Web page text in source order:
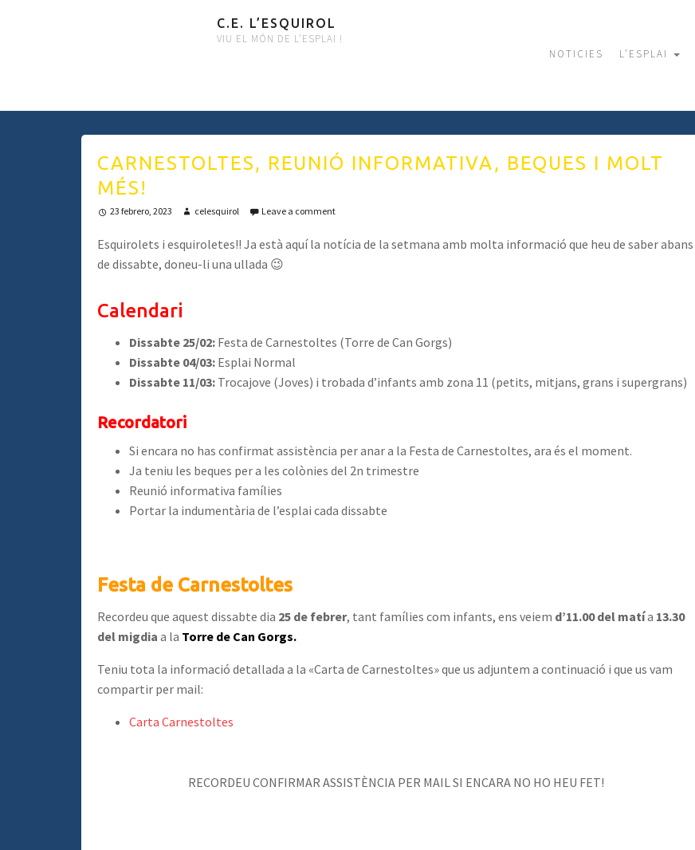
C.E. L’ESQUIROL
VIU EL MÓN DE L'ESPLAI !
NOTICIES
L’ESPLAI
CARNESTOLTES, REUNIÓ INFORMATIVA, BEQUES I MOLT
MÉS!
23 febrero, 2023 celesquirol Leave a comment
Esquirolets i esquiroletes!! Ja està aquí la notícia de la setmana amb molta informació que heu de saber abans
de dissabte, doneu-li una ullada 😉
Calendari
Dissabte 25/02: Festa de Carnestoltes (Torre de Can Gorgs)
Dissabte 04/03: Esplai Normal
Dissabte 11/03: Trocajove (Joves) i trobada d’infants amb zona 11 (petits, mitjans, grans i supergrans)
Recordatori
Si encara no has confirmat assistència per anar a la Festa de Carnestoltes, ara és el moment.
Ja teniu les beques per a les colònies del 2n trimestre
Reunió informativa famílies
Portar la indumentària de l’esplai cada dissabte
Festa de Carnestoltes
Recordeu que aquest dissabte dia 25 de febrer, tant famílies com infants, ens veiem d’11.00 del matía 13.30
del migdia a la Torre de Can Gorgs.
Teniu tota la informació detallada a la «Carta de Carnestoltes» que us adjuntem a continuació i que us vam
compartir per mail:
Carta Carnestoltes
RECORDEU CONFIRMAR ASSISTÈNCIA PER MAIL SI ENCARA NO HO HEU FET!